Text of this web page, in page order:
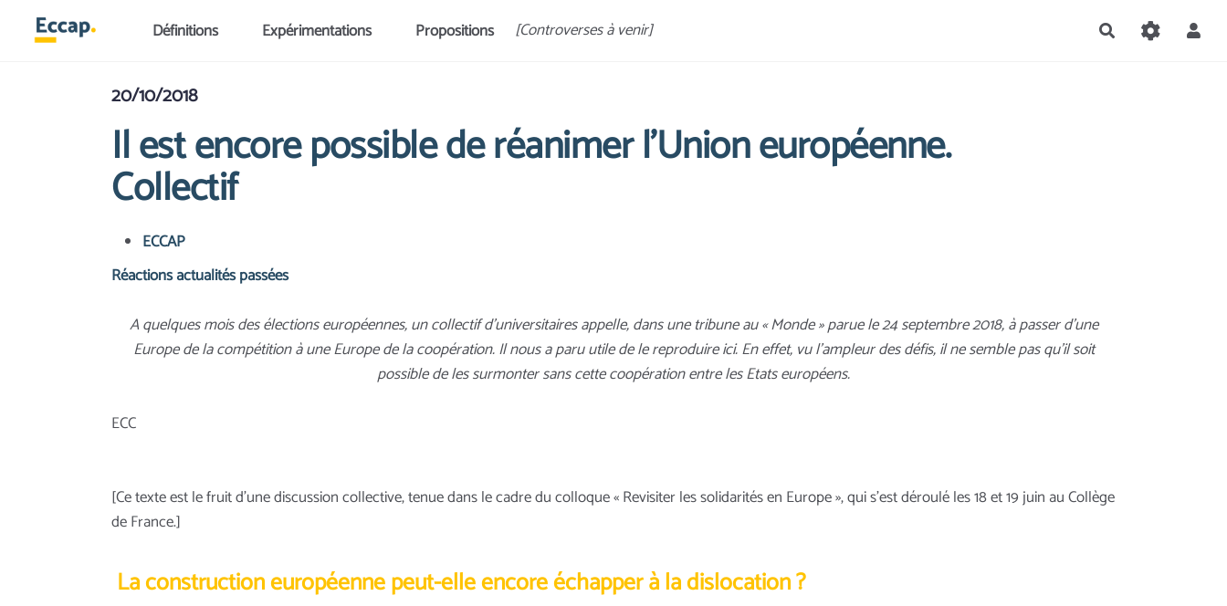
Aller au contenu principalDéfinitions Expérimentations Propositions [Controverses à venir] Rechercher
20/10/2018
Il est encore possible de réanimer l’Union européenne.
Collectif
ECCAP
Réactions actualités passées
A quelques mois des élections européennes, un collectif d’universitaires appelle, dans une tribune au « Monde » parue le 24 septembre 2018, à passer d’une
Europe de la compétition à une Europe de la coopération. Il nous a paru utile de le reproduire ici. En effet, vu l'ampleur des défis, il ne semble pas qu'il soit
possible de les surmonter sans cette coopération entre les Etats européens.
ECC
[Ce texte est le fruit d’une discussion collective, tenue dans le cadre du colloque « Revisiter les solidarités en Europe », qui s’est déroulé les 18 et 19 juin au Collège
de France.]
La construction européenne peut-elle encore échapper à la dislocation ?